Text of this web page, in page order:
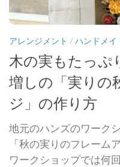
アレンジメント / ハンドメイ
木の実もたっぷ
増しの「実りの
ジ」の作り方
地元のハンズのワーク
「秋の実りのフレーム
ワークショップでは何